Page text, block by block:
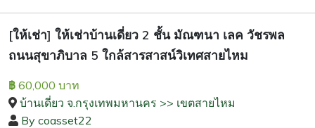
[ให้เช่า] ให้เช่าบ้านเดี่ยว 2 ชั้น มัณฑนา เลค วัชรพล
ถนนสุขาภิบาล 5 ใกล้สารสาสน์วิเทศสายไหม
฿ 60,000 บาท
บ้านเดี่ยว จ.กรุงเทพมหานคร >> เขตสายไหม
By coasset22